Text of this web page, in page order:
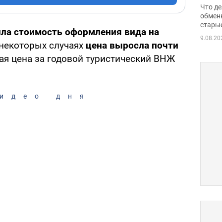
стоимость оформления вида на
случаях цена выросла почти
цена за годовой туристический ВНЖ
дня
Что